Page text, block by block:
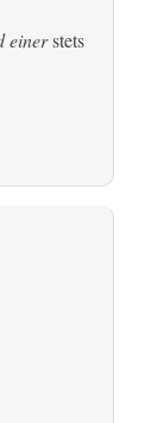
einerstets